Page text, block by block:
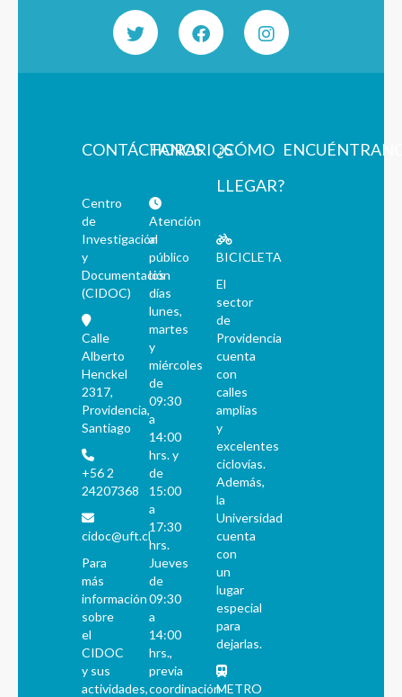
CONTÁCTANOS
Centro
de
Investigación
y
Documentación
(CIDOC)
Calle
Alberto
Henckel
2317,
Providencia,
Santiago
+56 2
24207368
cidoc@uft.cl
Para
más
información
sobre
el
CIDOC
y sus
actividades,
HORARIOS
Atención
al
público
los
días
lunes,
martes
y
miércoles
de
09:30
a
14:00
hrs. y
de
15:00
a
17:30
hrs.
Jueves
de
09:30
a
14:00
hrs.,
previa
coordinación
¿CÓMO
LLEGAR?
BICICLETA
El
sector
de
Providencia
cuenta
con
calles
amplias
y
excelentes
ciclovías.
Además,
la
Universidad
cuenta
con
un
lugar
especial
para
dejarlas.
METRO